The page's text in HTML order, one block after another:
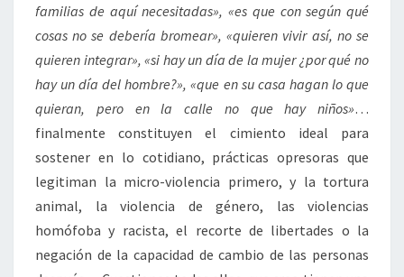
familias de aquí necesitadas», «es que con según qué
cosas no se debería bromear», «quieren vivir así, no se
quieren integrar», «si hay un día de la mujer ¿por qué no
hay un día del hombre?», «que en su casa hagan lo que
quieran, pero en la calle no que hay niños»…
finalmente constituyen el cimiento ideal para
sostener en lo cotidiano, prácticas opresoras que
legitiman la micro-violencia primero, y la tortura
animal, la violencia de género, las violencias
homófoba y racista, el recorte de libertades o la
negación de la capacidad de cambio de las personas